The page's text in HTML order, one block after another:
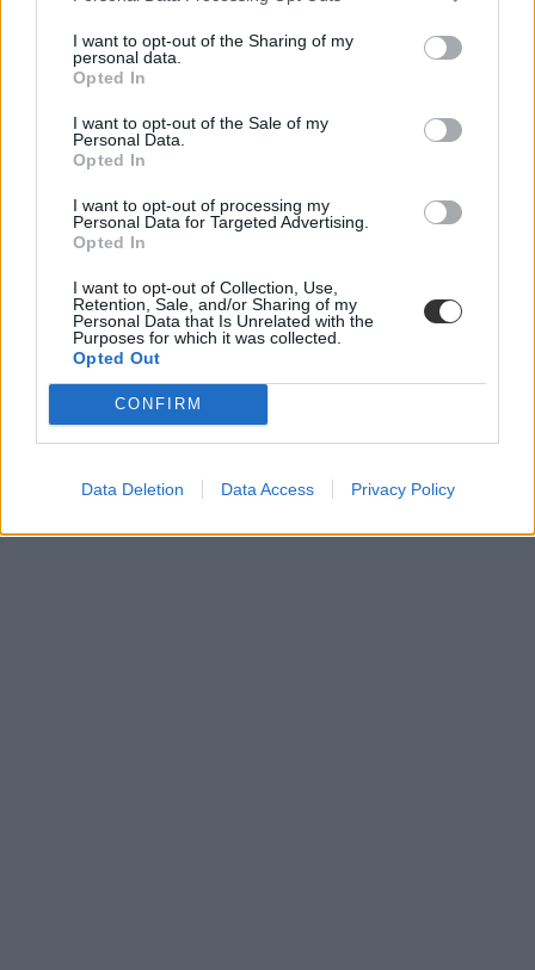
I want to opt-out of the Sharing of my
personal data.
Opted In
I want to opt-out of the Sale of my
Personal Data.
Opted In
I want to opt-out of processing my
Personal Data for Targeted Advertising.
Opted In
I want to opt-out of Collection, Use,
Retention, Sale, and/or Sharing of my
Personal Data that Is Unrelated with the
Purposes for which it was collected.
Opted Out
CONFIRM
Data Deletion Data Access Privacy Policy
Nemzetközi Gyermekmentő Szolgálat
vadaspark
gyermekvasút